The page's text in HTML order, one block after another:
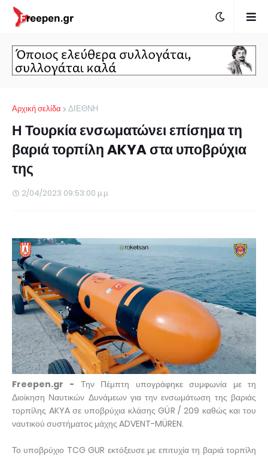
Αρχική σελίδα ΔΙΕΘΝΗ
Η Τουρκία ενσωματώνει επίσημα τη
βαριά τορπίλη AKYA στα υποβρύχια
της
2/04/2023 09:53:00 μ.μ.
Freepen.gr - Την Πέμπτη υπογράφηκε συμφωνία με τη
Διοίκηση Ναυτικών Δυνάμεων για την ενσωμάτωση της βαριάς
τορπίλης AKYA σε υποβρύχια κλάσης GÜR / 209 καθώς και του
ναυτικού συστήματος μάχης ADVENT-MÜREN.
Το υποβρύχιο TCG GUR εκτόξευσε με επιτυχία τη βαριά τορπίλη